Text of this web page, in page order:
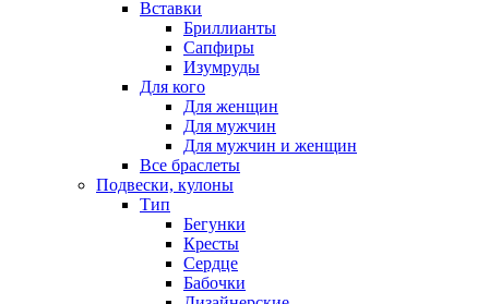
Вставки
Бриллианты
Сапфиры
Изумруды
Для кого
Для женщин
Для мужчин
Для мужчин и женщин
Все браслеты
Подвески, кулоны
Тип
Бегунки
Кресты
Сердце
Бабочки